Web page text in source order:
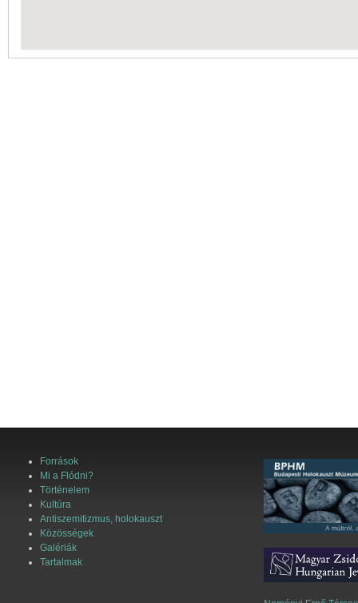
Források
Mi a Flódni?
Történelem
Kultúra
Antiszemitizmus, holokauszt
Közösségek
Galériák
Tartalmak